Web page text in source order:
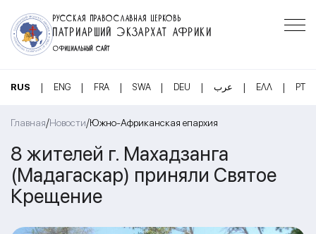
РУССКАЯ ПРАВОСЛАВНАЯ ЦЕРКОВЬ
ПАТРИАРШИЙ ЭКЗАРХАТ АФРИКИ
ОФИЦИАЛЬНЫЙ САЙТ
RUS | ENG | FRA | SWA | DEU | عرب | ΕΛΛ | PT
Главная/Новости/Южно-Африканская епархия
8 жителей г. Махадзанга
(Мадагаскар) приняли Святое
Крещение